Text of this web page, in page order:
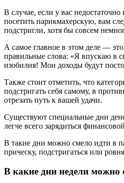
В случае, если у вас
посетить парикмахерскую, вам
подстригли, хотя бы совсем
А самое главное в этом деле — это
правильные слова: «Я впускаю в
изобилия! Мои доходы будут
Также стоит отметить, что
подстригать себя самому, в
отрезать путь к вашей удачи.
Существуют специальные дни
легче всего зарядиться
В такие дни можно смело идти в
прическу, подстригаться или
В какие дни недели можно